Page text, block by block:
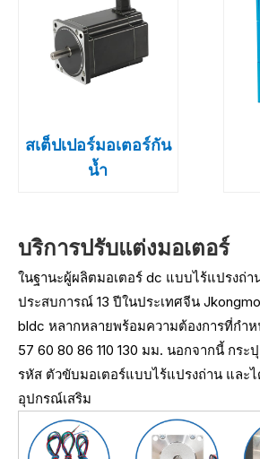
สเต็ปเปอร์มอเตอร์กัน
น้ำ
บริการปรับแต่งมอเตอร์
ในฐานะผู้ผลิตมอเตอร์ dc แบบไร้แปรงถ่
ประสบการณ์ 13 ปีในประเทศจีน
bldc หลากหลายพร้อมความต้องการที่กำห
57 60 80 86 110 130 มม. นอกจากนี้ กระปุ
รหัส ตัวขับมอเตอร์แบบไร้แปรงถ่าน และไ
อุปกรณ์เสริม